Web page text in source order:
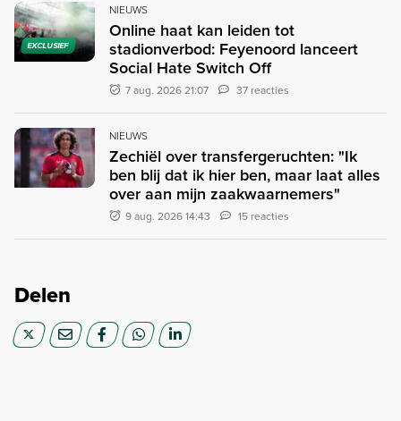
EXCLUSIEF
NIEUWS
Online haat kan leiden tot
stadionverbod: Feyenoord lanceert
Social Hate Switch Off
7 aug. 2026 21:07 37 reacties
NIEUWS
Zechiël over transfergeruchten: "Ik
ben blij dat ik hier ben, maar laat alles
over aan mijn zaakwaarnemers"
9 aug. 2026 14:43 15 reacties
Delen